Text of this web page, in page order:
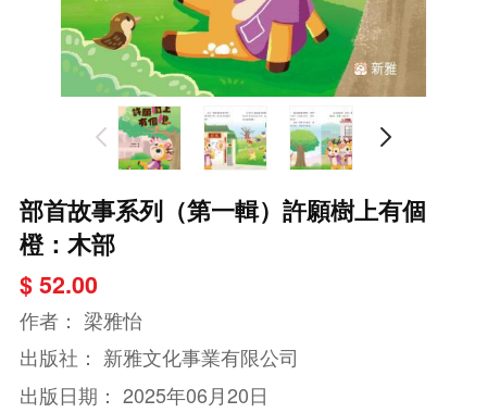
部首故事系列（第一輯）許願樹上有個
橙：木部
$ 52.00
作者： 梁雅怡
出版社： 新雅文化事業有限公司
出版日期： 2025年06月20日